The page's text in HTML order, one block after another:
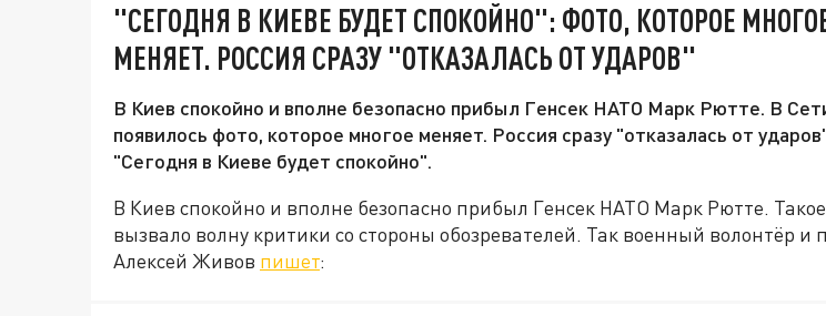
"СЕГОДНЯ В КИЕВЕ БУДЕТ СПОКОЙНО": ФОТО, КОТОРОЕ
МЕНЯЕТ. РОССИЯ СРАЗУ "ОТКАЗАЛАСЬ ОТ УДАРОВ"
В Киев спокойно и вполне безопасно прибыл Генсек НАТО Марк Рютте. В
появилось фото, которое многое меняет. Россия сразу "отказалась от
"Сегодня в Киеве будет спокойно".
В Киев спокойно и вполне безопасно прибыл Генсек НАТО Марк Рютте.
вызвало волну критики со стороны обозревателей. Так военный волонтёр и
Алексей Живов пишет: